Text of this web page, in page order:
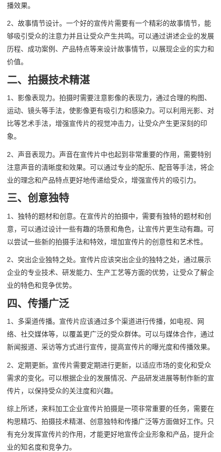
播效果。
2、故事情节设计。一个好的宣传片需要有一个精彩的故事情节，能
够吸引受众的注意力并且让受众产生共鸣。可以通过讲述企业的发展
历程、成功案例、产品特点等来设计故事情节，以展现企业的实力和
价值。
二、拍摄技术精湛
1、影像表现力。拍摄时需要注意影像的表现力，通过合理的构图、
运动、镜头等手法，使影像更有吸引力和感染力。可以利用光影、对
比等艺术手法，增强宣传片的视觉冲击力，让受众产生更深刻的印
象。
2、声音表现力。声音在宣传片中也起到非常重要的作用，需要特别
注意声音的清晰度和效果。可以通过专业的配乐、配音等手法，将企
业的理念和产品特点更好地传递给受众，增强宣传片的吸引力。
三、创意独特
1、独特的题材和创意。在宣传片的拍摄中，需要有独特的题材和创
意，可以通过设计一些有趣的场景和角色，让宣传片更生动有趣。可
以尝试一些新的拍摄手法和特效，增加宣传片的创意性和艺术性。
2、突出企业独特之处。宣传片应该突出企业的独特之处，通过展示
企业的专业技术、研发能力、生产工艺等方面的优势，让受众了解企
业的特色和竞争优势。
四、传播广泛
1、多渠道传播。宣传片应该通过多个渠道进行传播，如电视、网
络、社交媒体等，以覆盖更广泛的受众群体。可以与媒体合作，通过
新闻报道、采访等方式进行宣传，提高宣传片的曝光度和传播效果。
2、定期更新。宣传片需要定期进行更新，以适应市场的变化和受众
需求的变化。可以根据企业的发展情况、产品研发进展等制作新的宣
传片，以保持受众的关注度和兴趣。
综上所述，来料加工企业宣传片拍摄是一项非常重要的任务，需要在
构思精巧、拍摄技术精湛、创意独特和传播广泛等方面做好工作。只
有充分发挥宣传片的作用，才能更好地宣传企业形象和产品，提升企
业的知名度和竞争力。